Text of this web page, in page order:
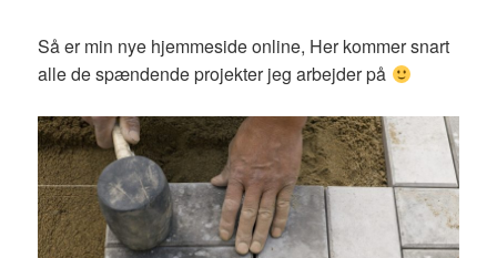
Så er min nye hjemmeside online, Her kommer snart
alle de spændende projekter jeg arbejder på